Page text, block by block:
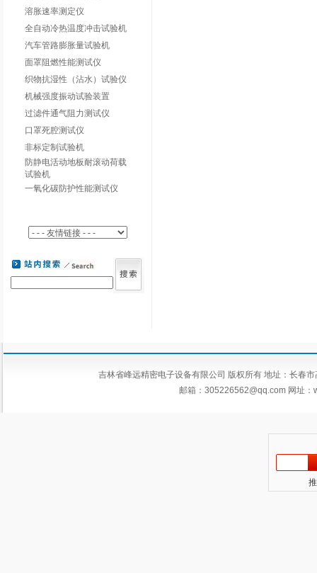
溶胀速率测定仪
全自动冷热温度冲击试验机
汽车管路膨胀量试验机
面罩阻燃性能测试仪
织物抗湿性（沾水）试验仪
机械强度振动试验装置
过滤件通气阻力测试仪
口罩死腔测试仪
非标定制试验机
防静电活动地板耐滚动荷载
试验机
一氧化碳防护性能测试仪
吉林省峰远精密电子设备有限公司 版权所有 地址：长
邮箱： 305226562@qq.com网址：